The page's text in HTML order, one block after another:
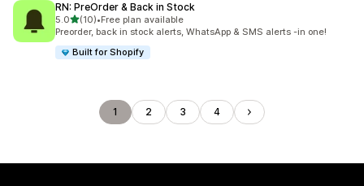
RN: PreOrder & Back in Stock
5.0별 5개 중
(10)
총 리뷰 10개
•Free plan available
Preorder, back in stock alerts, WhatsApp & SMS alerts -in one!
Built for Shopify
1 2 3 4